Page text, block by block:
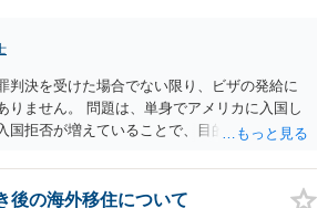
判決を受けた場合でない限り、ビザの発給に
りません。 問題は、単身でアメリカに入国し
国拒否が増えていることで、目的・滞在期
過去に訪問した場所等を細かく聞かれ、その
拒否される事例が実際に数多く見聞きされて
後の海外移住について